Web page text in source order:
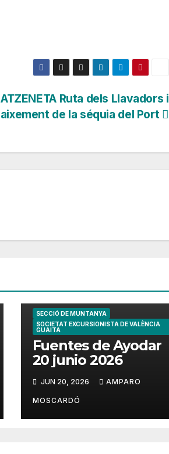
Ruta dels Llavadors i
de la séquia del Port
SECCIÓ DE MUNTANYA
SOCIETAT EXCURSIONISTA DE VALÈNCIA
GUAITA
Fuentes de Ayodar
20 junio 2026
JUN 20, 2026 AMPARO
MOSCARDÓ